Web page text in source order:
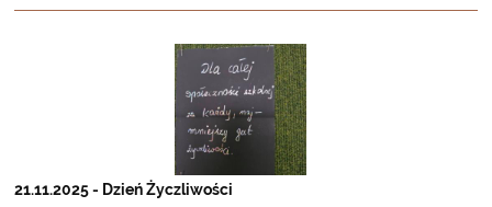
21.11.2025 - Dzień Życzliwości